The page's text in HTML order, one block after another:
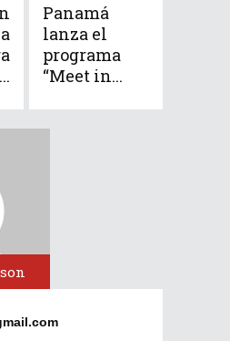
Panamá
lanza el
programa
“Meet in...